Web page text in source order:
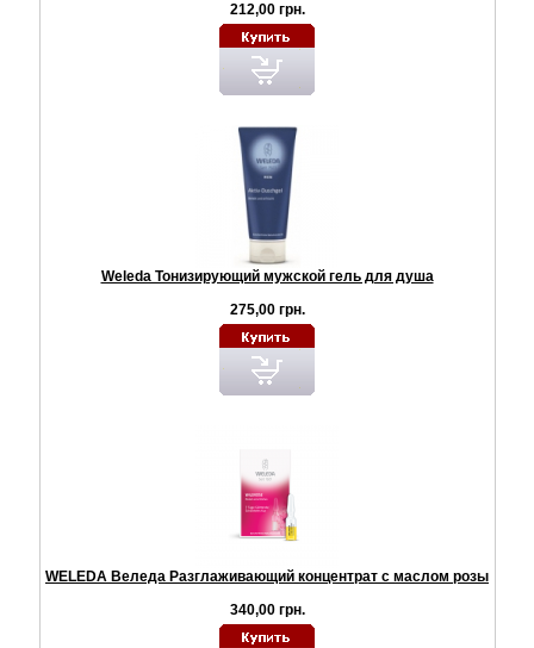
212,00 грн.
Weleda Тонизирующий мужской гель для душа
275,00 грн.
WELEDA Веледа Разглаживающий концентрат с маслом розы
340,00 грн.